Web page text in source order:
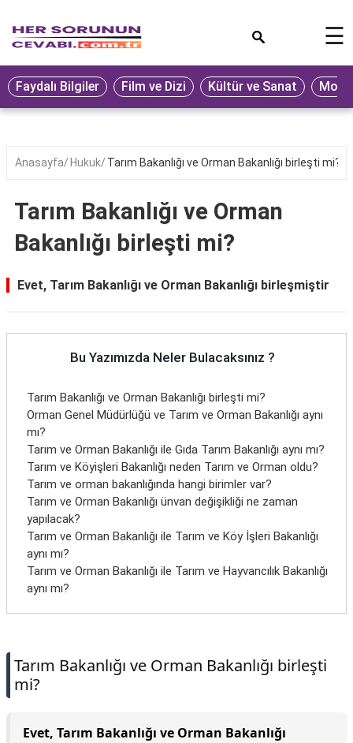
Eğitim
Ekonomi
Seyahat
Oyun
Yaşam
Hukuk
Blog
☰
Faydalı Bilgiler Film ve Dizi Kültür ve Sanat
Anasayfa Hukuk Tarım Bakanlığı ve Orman Bakanlığı birleşti mi?
Tarım Bakanlığı ve Orman
Bakanlığı birleşti mi?
Evet, Tarım Bakanlığı ve Orman Bakanlığı birleşmiştir
Bu Yazımızda Neler Bulacaksınız ?
Tarım Bakanlığı ve Orman Bakanlığı birleşti mi?
Orman Genel Müdürlüğü ve Tarım ve Orman Bakanlığı aynı
mı?
Tarım ve Orman Bakanlığı ile Gıda Tarım Bakanlığı aynı mı?
Tarım ve Köyişleri Bakanlığı neden Tarım ve Orman oldu?
Tarım ve orman bakanlığında hangi birimler var?
Tarım ve Orman Bakanlığı ünvan değişikliği ne zaman
yapılacak?
Tarım ve Orman Bakanlığı ile Tarım ve Köy İşleri Bakanlığı
aynı mı?
Tarım ve Orman Bakanlığı ile Tarım ve Hayvancılık Bakanlığı
aynı mı?
Tarım Bakanlığı ve Orman Bakanlığı birleşti
mi?
Evet, Tarım Bakanlığı ve Orman Bakanlığı